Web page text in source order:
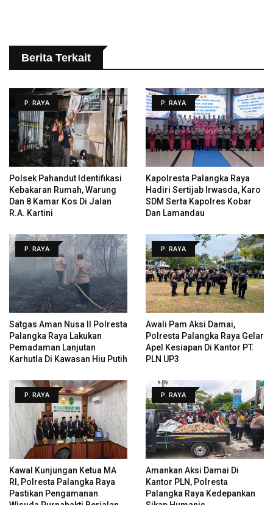
Berita Terkait
P. RAYA
Polsek Pahandut Identifikasi
Kebakaran Rumah, Warung
Dan 8 Kamar Kos Di Jalan
R.A. Kartini
P. RAYA
Kapolresta Palangka Raya
Hadiri Sertijab Irwasda, Karo
SDM Serta Kapolres Kobar
Dan Lamandau
P. RAYA
Satgas Aman Nusa II Polresta
Palangka Raya Lakukan
Pemadaman Lanjutan
Karhutla Di Kawasan Hiu Putih
P. RAYA
Awali Pam Aksi Damai,
Polresta Palangka Raya Gelar
Apel Kesiapan Di Kantor PT.
PLN UP3
P. RAYA
Kawal Kunjungan Ketua MA
RI, Polresta Palangka Raya
Pastikan Pengamanan
P. RAYA
Amankan Aksi Damai Di
Kantor PLN, Polresta
Palangka Raya Kedepankan